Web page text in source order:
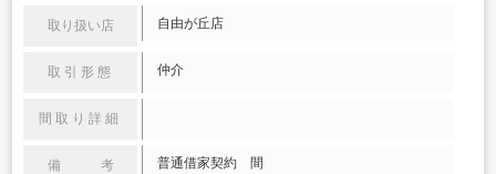
取り扱い店 自由が丘店
取引形態 仲介
間取り詳細
備 考 普通借家契約 間